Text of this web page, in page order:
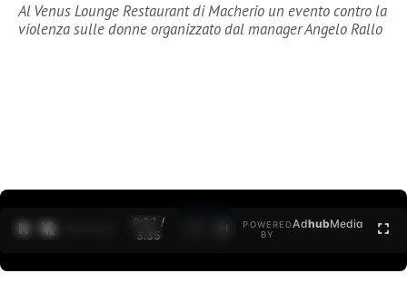
Al Venus Lounge Restaurant di Macherio un evento contro la
violenza sulle donne organizzato dal manager Angelo Rallo
0:28 /
3:35
POWERED
BY
AdhubMedia